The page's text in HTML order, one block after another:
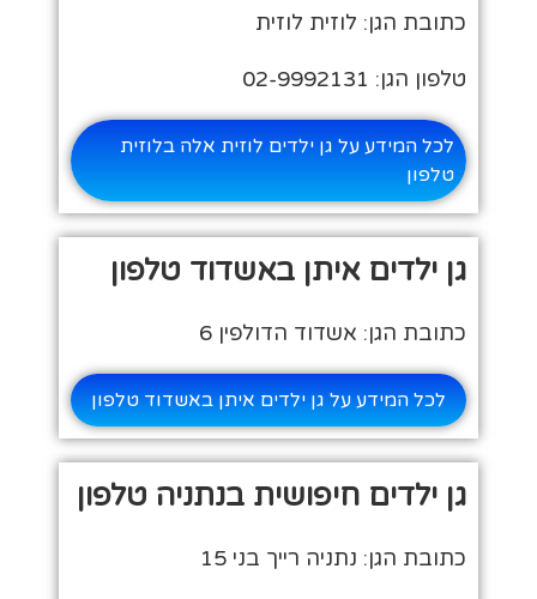
כתובת הגן: לוזית לוזית
טלפון הגן: 02-9992131
לכל המידע על גן ילדים לוזית אלה בלוזית
טלפון
גן ילדים איתן באשדוד טלפון
כתובת הגן: אשדוד הדולפין 6
לכל המידע על גן ילדים איתן באשדוד טלפון
גן ילדים חיפושית בנתניה טלפון
כתובת הגן: נתניה רייך בני 15